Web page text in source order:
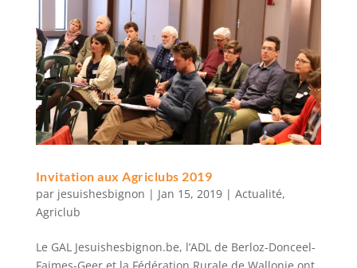
Invitation aux Agriclubs 2019
par jesuishesbignon | Jan 15, 2019| Actualité,
Agriclub
Le GAL Jesuishesbignon.be, l’ADL de Berloz-Donceel-